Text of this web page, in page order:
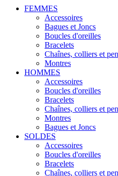
FEMMES
Accessoires
Bagues et Joncs
Boucles d'oreilles
Bracelets
Chaînes, colliers et
Montres
HOMMES
Accessoires
Boucles d'oreilles
Bracelets
Chaînes, colliers et
Montres
Bagues et Joncs
SOLDES
Accessoires
Boucles d'oreilles
Bracelets
Chaînes, colliers et